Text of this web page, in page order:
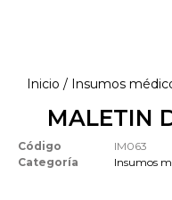
Inicio / Insumos
MALETIN
Código
IM063
Categoría
Insumos